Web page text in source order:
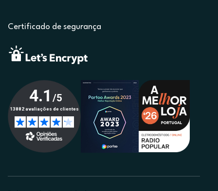
Certificado de segurança